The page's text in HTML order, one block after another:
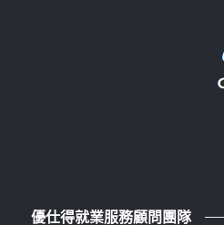
優仕得就業服務顧問團隊